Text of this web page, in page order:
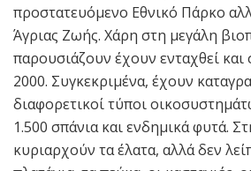
προστατευόμενο Εθνικό Πάρκο
Άγριας Ζωής. Xάρη στη μεγάλη
παρουσιάζουν έχουν ενταχθεί
2000. Συγκεκριμένα, έχουν
διαφορετικοί τύποι
1.500 σπάνια και ενδημικά φυτά.
κυριαρχούν τα έλατα, αλλά δεν